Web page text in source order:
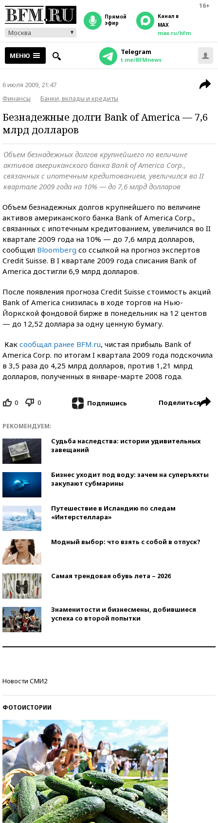
16+
Москва
прямой
эфир
Канал в
MAX
max.ru/bfm
МЕНЮ Telegram
t.me/BFMnews
6 июля 2009, 21:47
Финансы
Банки, вклады и кредиты
Безнадежные долги Bank of America — 7,6
млрд долларов
Объем безнадежных долгов крупнейшего по величине
активов американского банка Bank of America Corp.,
связанных с ипотечным кредитованием, увеличился во II
квартале 2009 года на 10% — до 7,6 млрд долларов
Объем безнадежных долгов крупнейшего по величине
активов американского банка Bank of America Corp.,
связанных с ипотечным кредитованием, увеличился во II
квартале 2009 года на 10% — до 7,6 млрд долларов,
сообщил Bloomberg со ссылкой на прогноз экспертов
Credit Suisse. В I квартале 2009 года списания Bank of
America достигли 6,9 млрд долларов.
После появления прогноза Credit Suisse стоимость акций
Bank of America снизилась в ходе торгов на Нью-
Йоркской фондовой бирже в понедельник на 12 центов
— до 12,52 доллара за одну ценную бумагу.
Как сообщал ранее BFM.ru, чистая прибыль Bank of
America Corp. по итогам I квартала 2009 года подскочила
в 3,5 раза до 4,25 млрд долларов, против 1,21 млрд
долларов, полученных в январе-марте 2008 года.
0 0 Подпишись Поделиться
РЕКОМЕНДУЕМ:
Судьба наследства: истории удивительных
завещаний
Бизнес уходит под воду: зачем на суперъяхты
закупают субмарины
Путешествие в Исландию по следам
«Интерстеллара»
Модный выбор: что взять с собой в отпуск?
Самая трендовая обувь лета – 2026
Знаменитости и бизнесмены, добившиеся
успеха со второй попытки
Новости СМИ2
ФОТОИСТОРИИ